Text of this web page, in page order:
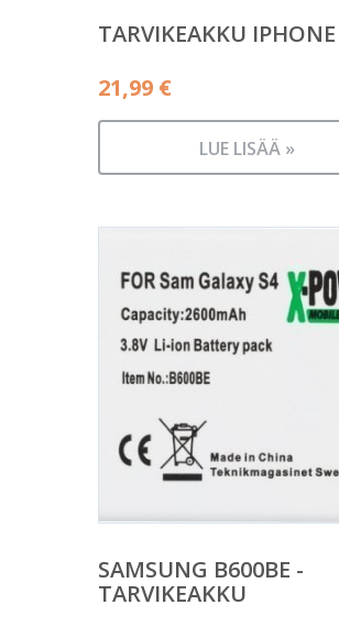
TARVIKEAKKU IPHONE
21,99 €
LUE LISÄÄ »
SAMSUNG B600BE -
TARVIKEAKKU